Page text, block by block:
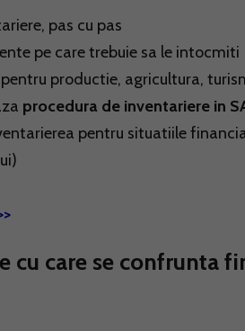
pas cu pas
pe care trebuie sa le intocmiti
productie, agricultura,
procedura de inventariere in
pentru situatiile
cu care se confrunta